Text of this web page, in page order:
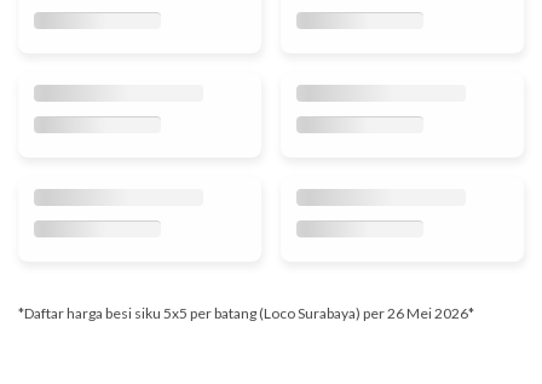
*Daftar harga besi siku 5x5 per batang (Loco Surabaya) per 26 Mei 2026*